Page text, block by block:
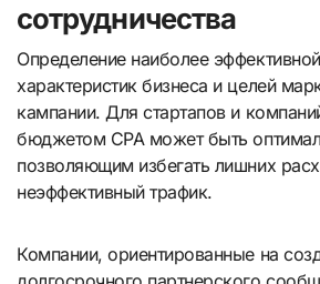
сотрудничества
Определение наиболее
характеристик бизнеса и целей
кампании. Для стартапов и
бюджетом CPA может быть
позволяющим избегать лишних
неэффективный трафик.
Компании, ориентированные на